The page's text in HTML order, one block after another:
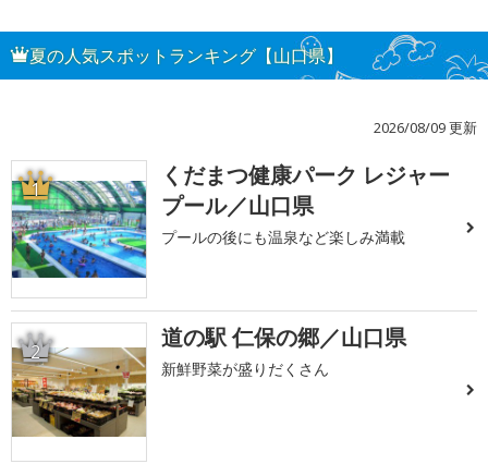
夏の人気スポットランキング【山口県】
2026/08/09 更新
1
くだまつ健康パーク レジャー
プール／山口県
プールの後にも温泉など楽しみ満載
2 道の駅 仁保の郷／山口県
新鮮野菜が盛りだくさん